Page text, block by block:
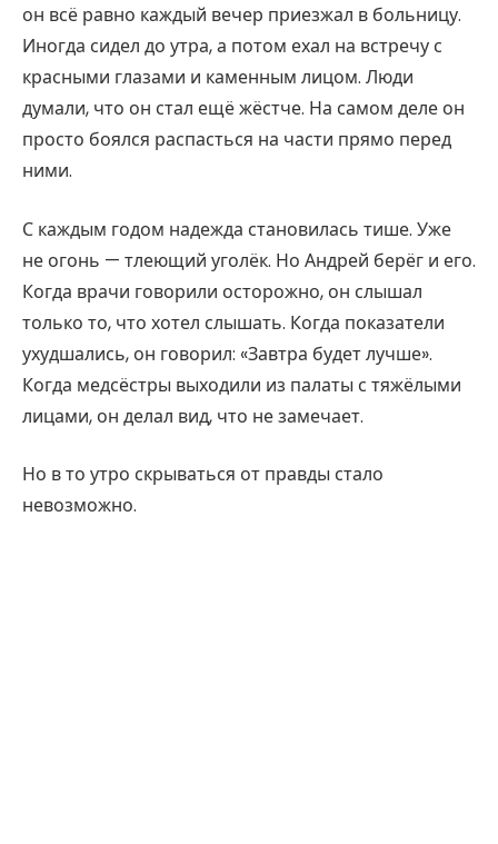
он всё равно каждый вечер приезжал в больницу.
Иногда сидел до утра, а потом ехал на встречу с
красными глазами и каменным лицом. Люди
думали, что он стал ещё жёстче. На самом деле он
просто боялся распасться на части прямо перед
ними.
С каждым годом надежда становилась тише. Уже
не огонь — тлеющий уголёк. Но Андрей берёг и его.
Когда врачи говорили осторожно, он слышал
только то, что хотел слышать. Когда показатели
ухудшались, он говорил: «Завтра будет лучше».
Когда медсёстры выходили из палаты с тяжёлыми
лицами, он делал вид, что не замечает.
Но в то утро скрываться от правды стало
невозможно.